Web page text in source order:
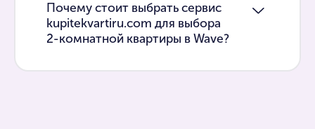
Почему стоит выбрать сервис
kupitekvartiru.com для выбора
2-комнатной квартиры в Wave?